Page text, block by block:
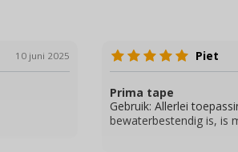
10 juni 2025 Piet
Prima tape
Gebruik: Allerlei
bewaterbestendig is, is